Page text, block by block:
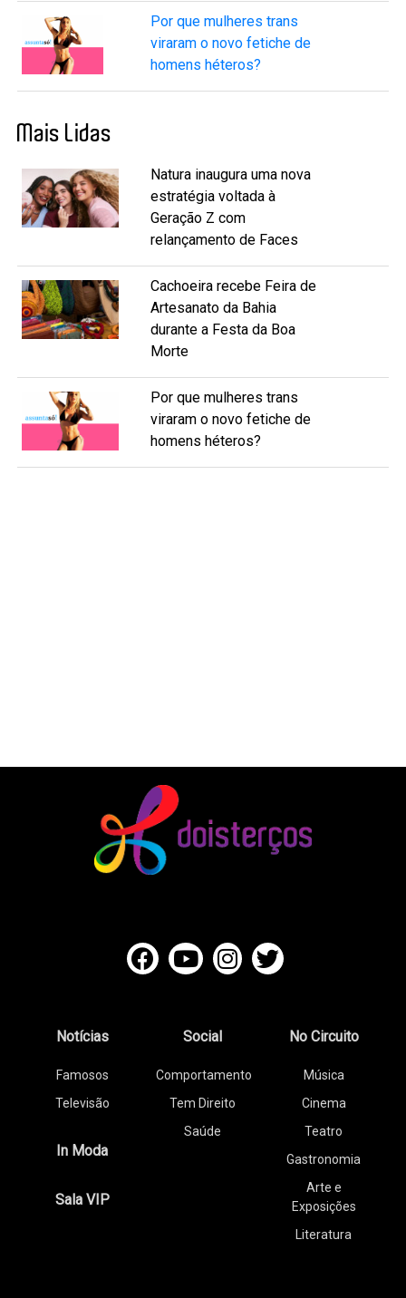
Por que mulheres trans
viraram o novo fetiche de
homens héteros?
Mais Lidas
Natura inaugura uma nova
estratégia voltada à
Geração Z com
relançamento de Faces
Cachoeira recebe Feira de
Artesanato da Bahia
durante a Festa da Boa
Morte
Por que mulheres trans
viraram o novo fetiche de
homens héteros?
Notícias
Famosos
Televisão
In Moda
Sala VIP
Social
Comportamento
Tem Direito
Saúde
No Circuito
Música
Cinema
Teatro
Gastronomia
Arte e
Exposições
Literatura